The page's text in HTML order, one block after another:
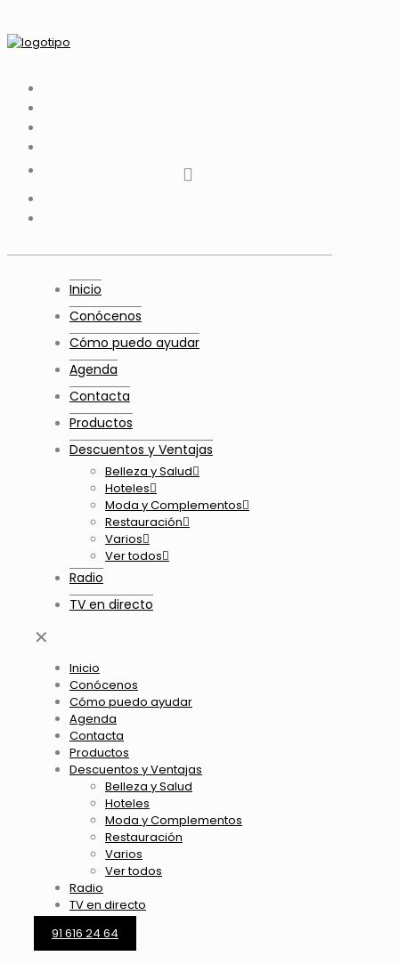
Youtube
Inicio
Conócenos
Cómo puedo ayudar
Agenda
Contacta
Productos
Descuentos y Ventajas
Belleza y Salud
Hoteles
Moda y Complementos
Restauración
Varios
Ver todos
Radio
TV en directo
✕
Inicio
Conócenos
Cómo puedo ayudar
Agenda
Contacta
Productos
Descuentos y Ventajas
Belleza y Salud
Hoteles
Moda y Complementos
Restauración
Varios
Ver todos
Radio
TV en directo
91 616 24 64